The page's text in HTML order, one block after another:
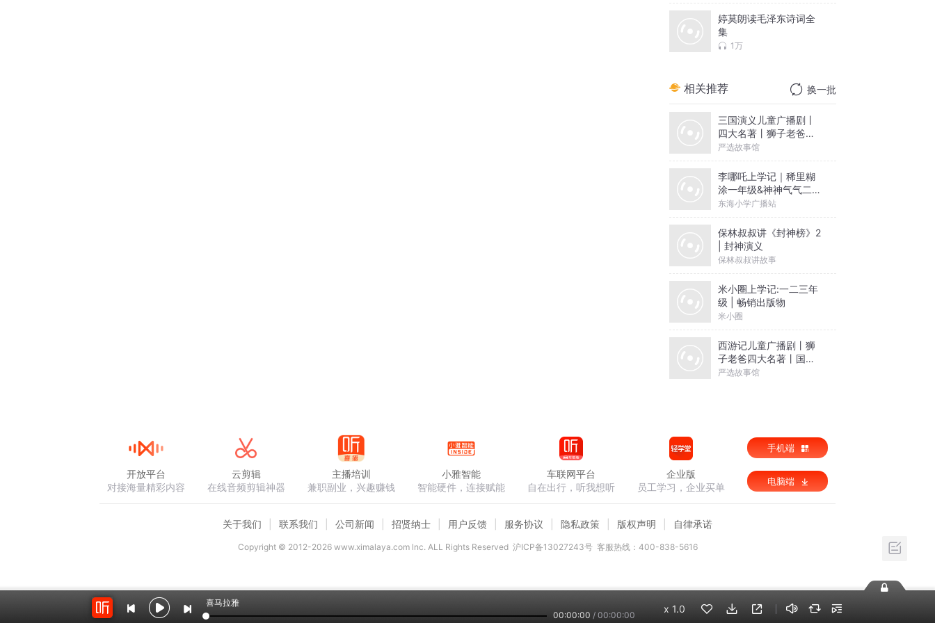
婷莫朗读毛泽东诗词全
集
1万
相关推荐 换一批
三国演义儿童广播剧丨
四大名著丨狮子老爸历
史故事
严选故事馆
李哪吒上学记｜稀里糊
涂一年级&神神气气二年
级
东海小学广播站
保林叔叔讲《封神榜》2
| 封神演义
保林叔叔讲故事
米小圈上学记:一二三年
级 | 畅销出版物
米小圈
西游记儿童广播剧丨狮
子老爸四大名著丨国学
经典神话
严选故事馆
喜马拉雅
00:00:00 / 00:00:00
x 1.0
开放平台
对接海量精彩内容
云剪辑
在线音频剪辑神器
主播培训
兼职副业，兴趣赚钱
小雅智能
智能硬件，连接赋能
车联网平台
自在出行，听我想听
企业版
员工学习，企业买单
手机端
电脑端
关于我们 联系我们 公司新闻 招贤纳士 用户反馈 服务协议 隐私政策 版权声明 自律承诺
Copyright © 2012-2026www.ximalaya.com lnc. ALL Rights Reserved 沪ICP备13027243号 客服热线：400-838-5616